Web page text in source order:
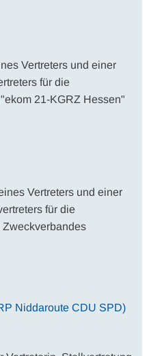
Vertreters und einer
für die
21-KGRZ Hessen"
Vertreters und einer
für die
Niddaroute CDU SPD)